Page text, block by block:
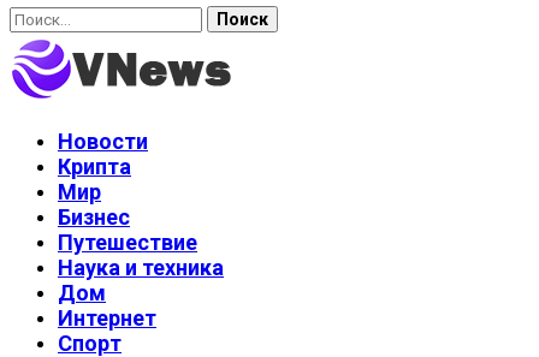
Найти:
Новости
Крипта
Мир
Бизнес
Путешествие
Наука и техника
Дом
Интернет
Спорт